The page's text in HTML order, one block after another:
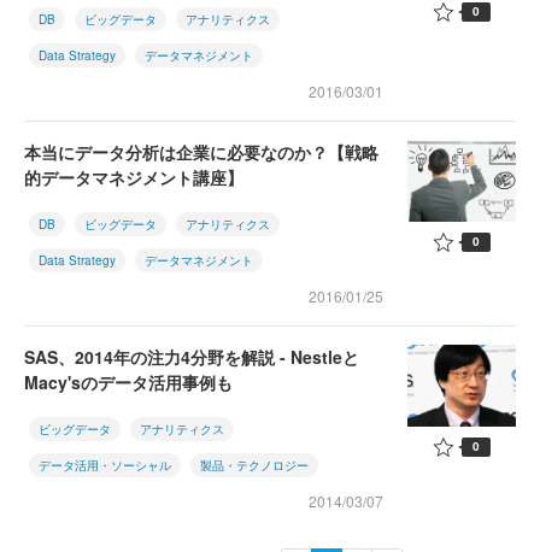
DB ビッグデータ アナリティクス
Data Strategy データマネジメント
2016/03/01
0
本当にデータ分析は企業に必要なのか？【戦略
的データマネジメント講座】
DB ビッグデータ アナリティクス
Data Strategy データマネジメント
2016/01/25
0
SAS、2014年の注力4分野を解説 - Nestleと
Macy'sのデータ活用事例も
ビッグデータ アナリティクス
データ活用・ソーシャル 製品・テクノロジー
2014/03/07
0